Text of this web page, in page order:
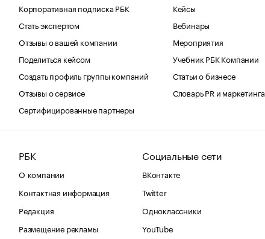
Корпоративная подписка РБК
Стать экспертом
Отзывы о вашей компании
Поделиться кейсом
Создать профиль группы компаний
Отзывы о сервисе
Сертифицированные партнеры
Кейсы
Вебинары
Мероприятия
Учебник РБК Компании
Статьи о бизнесе
Словарь PR и маркетинга
РБК
О компании
Контактная информация
Редакция
Размещение рекламы
Социальные сети
ВКонтакте
Twitter
Одноклассники
YouTube